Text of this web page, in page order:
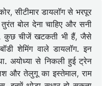
सीटीमार डायलॉग से भरपूर
बोल देना चाहिए और सनी
कुछ चीजें खटकती भी हैं, जैसे
शेमिंग वाले डायलॉग. इन
अयोध्या से निकली हुई ट्रेन
और तेलुगू का इस्तेमाल, राम